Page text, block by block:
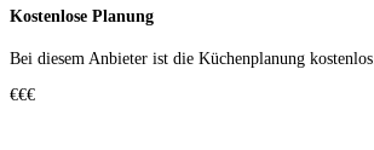
Kostenlose Planung
Bei diesem Anbieter ist die Küchen­planung kostenlos.
€€€